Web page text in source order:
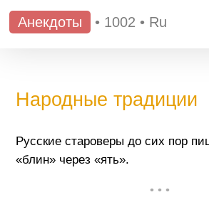
Анекдоты • 1002 • Ru
Народные традиции
Русские староверы до сих пор
«блин» через «ять».
• • •